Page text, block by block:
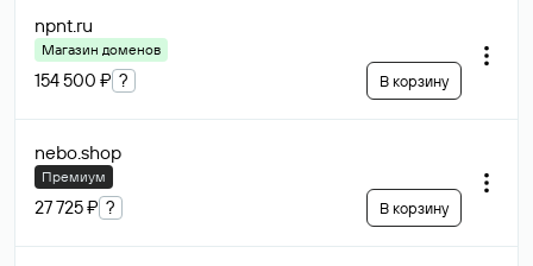
npnt.ru
Магазин доменов
154 500 ₽ ? В корзину
nebo.shop
Премиум
27 725 ₽ ? В корзину